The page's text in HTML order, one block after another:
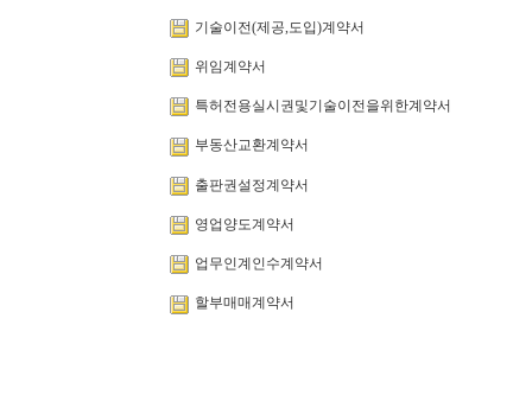
기술이전(제공,도입)계약서
위임계약서
특허전용실시권및기술이전을위한계약서
부동산교환계약서
출판권설정계약서
영업양도계약서
업무인계인수계약서
할부매매계약서